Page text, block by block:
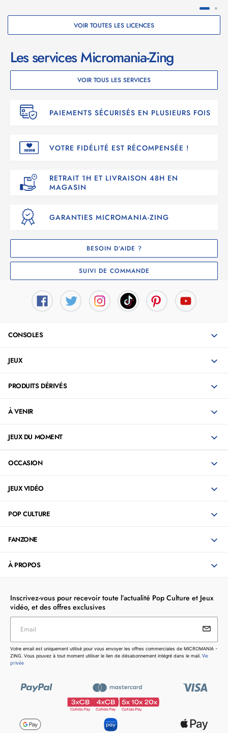
VOIR TOUTES LES LICENCES
Les services Micromania-Zing
VOIR TOUS LES SERVICES
PAIEMENTS SÉCURISÉS EN PLUSIEURS FOIS
VOTRE FIDÉLITÉ EST RÉCOMPENSÉE !
RETRAIT 1H ET LIVRAISON 48H EN
MAGASIN
GARANTIES MICROMANIA-ZING
BESOIN D’AIDE ?
SUIVI DE COMMANDE
CONSOLES
JEUX
PRODUITS DÉRIVÉS
À VENIR
JEUX DU MOMENT
OCCASION
JEUX VIDÉO
POP CULTURE
FANZONE
À PROPOS
Inscrivez-vous pour recevoir toute l’actualité Pop Culture et Jeux
vidéo, et des offres exclusives
Votre email est uniquement utilisé pour vous envoyer les
offres commerciales de MICROMANIA - ZING. Vous pouvez
à tout moment utiliser le lien de désabonnement intégré dans
Email
Votre email est uniquement utilisé pour vous envoyer les offres commerciales de MICROMANIA -
ZING. Vous pouvez à tout moment utiliser le lien de désabonnement intégré dans le mail. Vie
privée